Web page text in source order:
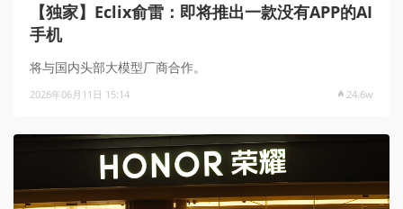
【独家】Eclix俞雷：即将推出一款没有APP的AI
手机
将与国内头部大模型厂商合作。
2026年06月11日 15:14 24.6w